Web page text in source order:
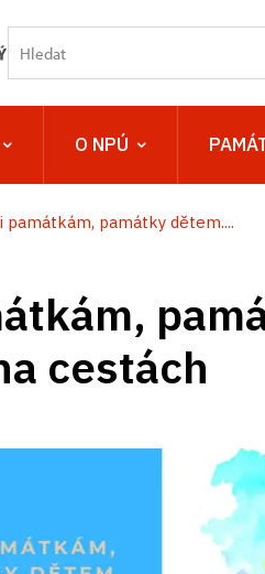
O NPÚ
památkám, památky dětem....
cestách